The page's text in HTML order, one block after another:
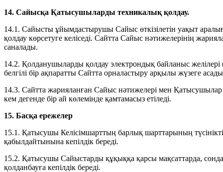
14. Сайысқа Қатысушыларды техникалық қолдау.
14.1. Сайысты ұйымдастырушы Сайыс өткізілетін уақыт
қолдау көрсетуге келіседі. Сайтта Сайыс нәтижелерінің
саналады.
14.2. Қолданушыларды қолдау электрондық байланыс
белгілі бір ақпаратты Сайтта орналастыру арқылы жүзеге
14.3. Сайтта жарияланған Сайыс нәтижелері мен Қатысушылар
кем дегенде бір ай көлемінде қамтамасыз етіледі.
15. Басқа ережелер
15.1. Қатысушы Келісімшарттың барлық шарттарының
қабылдайтынына кепілдік береді.
15.2. Қатысушы Сайыстарды құқыққа қарсы мақсаттарда,
қолданбауға кепілдік береді.